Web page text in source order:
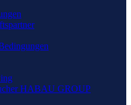
HABAU GROUP